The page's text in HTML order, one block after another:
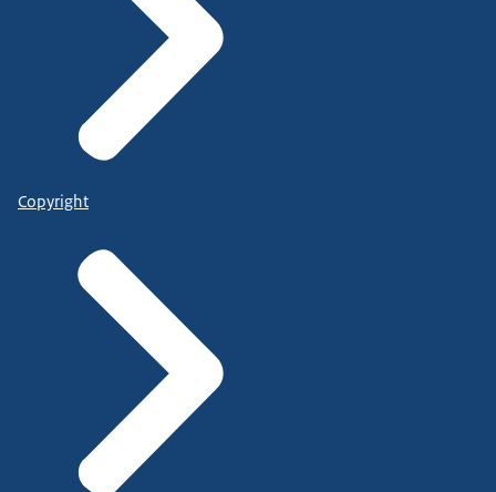
Copyright